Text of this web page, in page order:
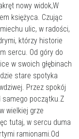
nowy widok,W
księżyca. Czując
ulic, w radości,
którzy historie
sercu. Od góry do
w swoich głębinach
stare spotyka
Przez spokój
samego początku.Z
wielkiej grze
tutaj, w sercu duma
ramionami.Od